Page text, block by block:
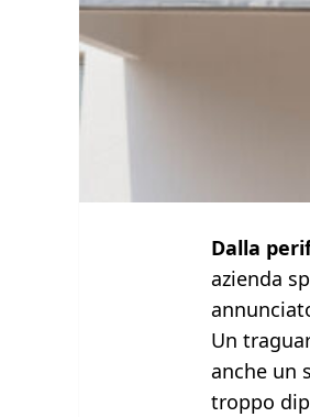
Dalla
azienda
Un
anche un
troppo